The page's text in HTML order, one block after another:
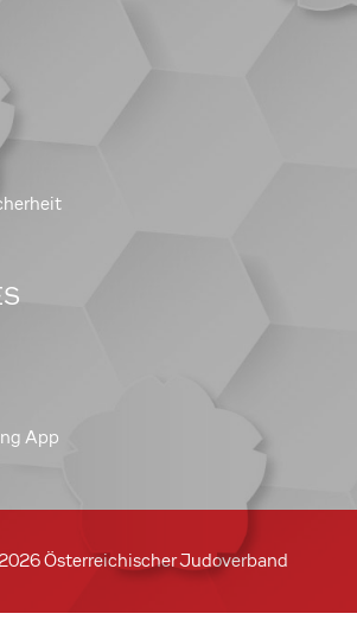
App
Österreichischer Judoverband